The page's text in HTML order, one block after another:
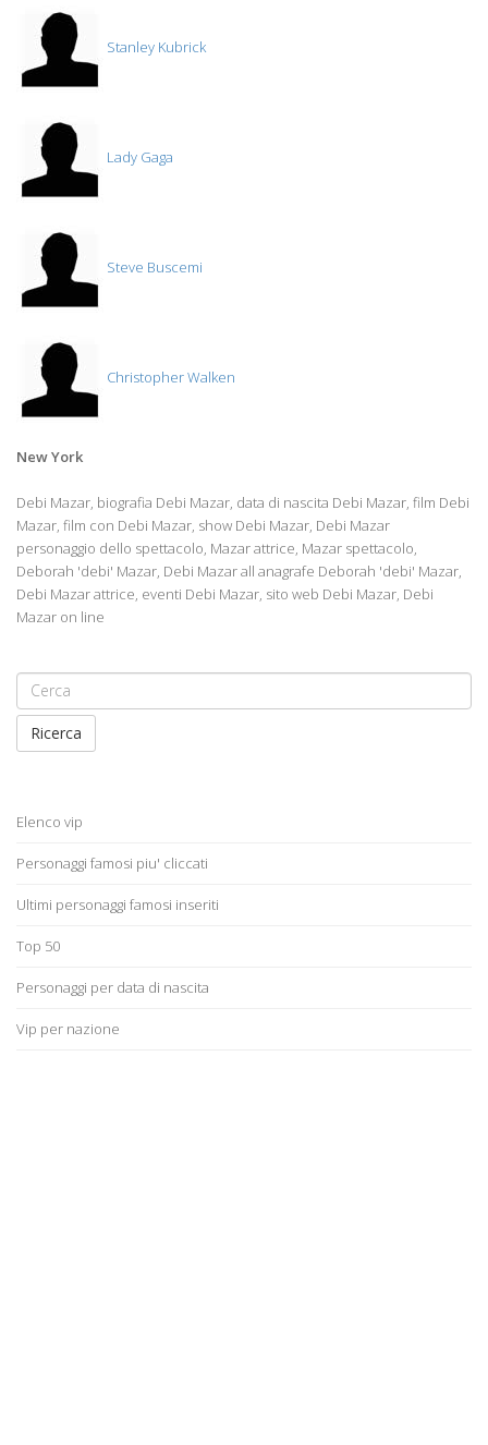
Stanley Kubrick
Lady Gaga
Steve Buscemi
Christopher Walken
New York
Debi Mazar, biografia Debi Mazar, data di nascita Debi Mazar, film Debi
Mazar, film con Debi Mazar, show Debi Mazar, Debi Mazar
personaggio dello spettacolo, Mazar attrice, Mazar spettacolo,
Deborah 'debi' Mazar, Debi Mazar all anagrafe Deborah 'debi' Mazar,
Debi Mazar attrice, eventi Debi Mazar, sito web Debi Mazar, Debi
Mazar on line
Ricerca
Elenco vip
Personaggi famosi piu' cliccati
Ultimi personaggi famosi inseriti
Top 50
Personaggi per data di nascita
Vip per nazione